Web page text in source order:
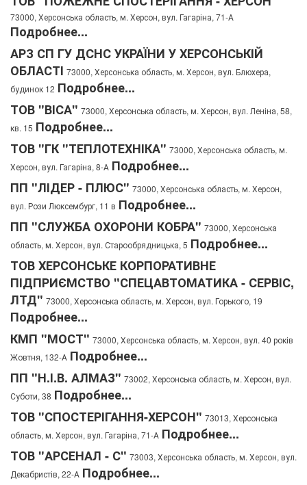
73000, Херсонська область, м. Херсон, вул. Гагаріна, 71-А
Подробнее...
АРЗ СП ГУ ДСНС УКРАЇНИ У ХЕРСОНСЬКІЙ
ОБЛАСТІ 73000, Херсонська область, м. Херсон, вул. Блюхера,
будинок 12 Подробнее...
ТОВ "ВІСА" 73000, Херсонська область, м. Херсон, вул. Леніна, 58,
кв. 15 Подробнее...
ТОВ "ГК "ТЕПЛОТЕХНІКА" 73000, Херсонська область, м.
Херсон, вул. Гагаріна, 8-А Подробнее...
ПП "ЛІДЕР - ПЛЮС" 73000, Херсонська область, м. Херсон,
вул. Рози Люксембург, 11 в Подробнее...
ПП "СЛУЖБА ОХОРОНИ КОБРА" 73000, Херсонська
область, м. Херсон, вул. Старообрядницька, 5 Подробнее...
ТОВ ХЕРСОНСЬКЕ КОРПОРАТИВНЕ
ПІДПРИЄМСТВО "СПЕЦАВТОМАТИКА - СЕРВІС,
ЛТД" 73000, Херсонська область, м. Херсон, вул. Горького, 19
Подробнее...
КМП "МОСТ" 73000, Херсонська область, м. Херсон, вул. 40 років
Жовтня, 132-А Подробнее...
ПП "Н.І.В. АЛМАЗ" 73002, Херсонська область, м. Херсон, вул.
Суботи, 38 Подробнее...
ТОВ "СПОСТЕРІГАННЯ-ХЕРСОН" 73013, Херсонська
область, м. Херсон, вул. Гагаріна, 71-А Подробнее...
ТОВ "АРСЕНАЛ - С" 73003, Херсонська область, м. Херсон, вул.
Декабристів, 22-А Подробнее...